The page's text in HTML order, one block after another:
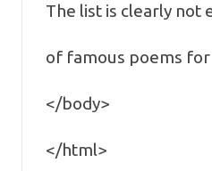
The list is clearly not
of famous poems
</body>
</html>